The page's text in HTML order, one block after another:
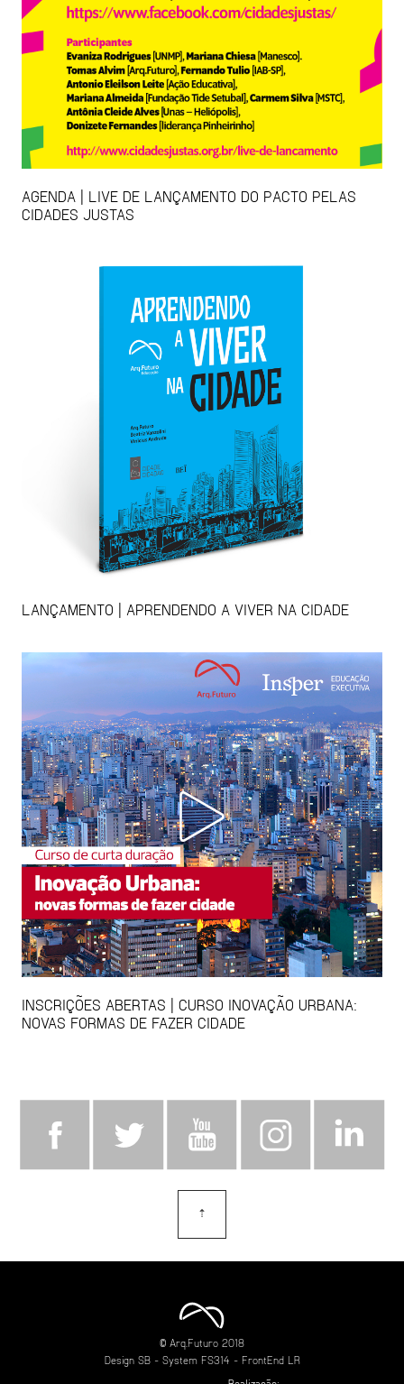
AGENDA | LIVE DE LANÇAMENTO DO PACTO PELAS
CIDADES JUSTAS
LANÇAMENTO | APRENDENDO A VIVER NA CIDADE
INSCRIÇÕES ABERTAS | CURSO INOVAÇÃO URBANA:
NOVAS FORMAS DE FAZER CIDADE
⇡
© Arq.Futuro 2018
Design SB- System FS314 - FrontEnd LR